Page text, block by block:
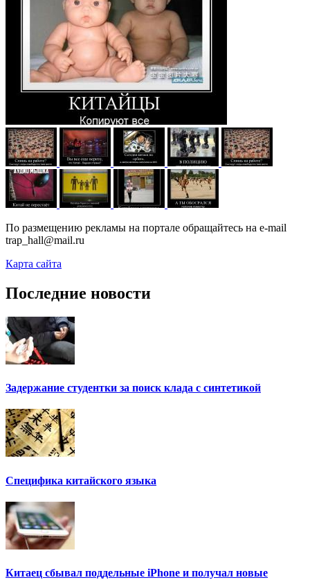
По размещению рекламы на портале обращайтесь на e-mail
trap_hall@mail.ru
Карта сайта
Последние новости
Задержание студентки за поиск клада с синтетикой
Специфика китайского языка
Китаец сбывал поддельные iPhone и получал новые